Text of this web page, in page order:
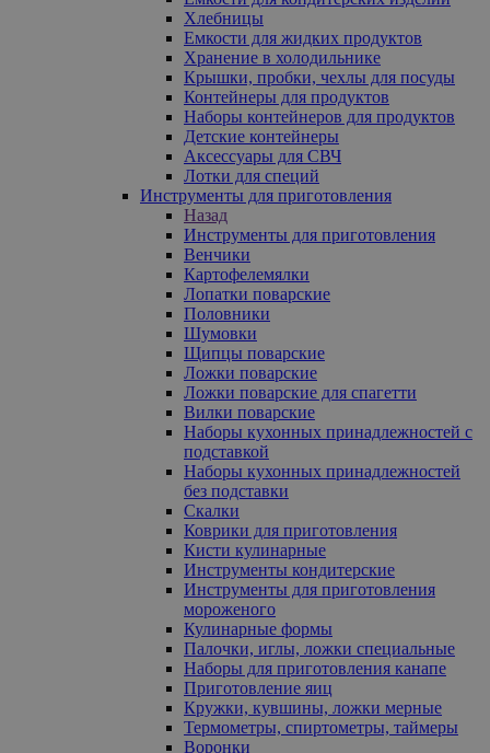
Хлебницы
Емкости для жидких продуктов
Хранение в холодильнике
Крышки, пробки, чехлы для посуды
Контейнеры для продуктов
Наборы контейнеров для продуктов
Детские контейнеры
Аксессуары для СВЧ
Лотки для специй
Инструменты для приготовления
Назад
Инструменты для приготовления
Венчики
Картофелемялки
Лопатки поварские
Половники
Шумовки
Щипцы поварские
Ложки поварские
Ложки поварские для спагетти
Вилки поварские
Наборы кухонных принадлежностей с
подставкой
Наборы кухонных принадлежностей
без подставки
Скалки
Коврики для приготовления
Кисти кулинарные
Инструменты кондитерские
Инструменты для приготовления
мороженого
Кулинарные формы
Палочки, иглы, ложки специальные
Наборы для приготовления канапе
Приготовление яиц
Кружки, кувшины, ложки мерные
Термометры, спиртометры, таймеры
Воронки